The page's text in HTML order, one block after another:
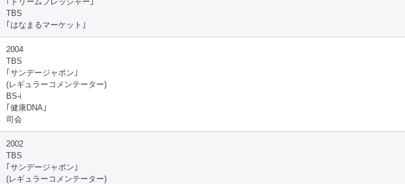
TBS
｢はなまるマーケット｣
2004
TBS
｢サンデージャポン｣
(レギュラーコメンテーター)
BS-i
｢健康DNA｣
司会
2002
TBS
｢サンデージャポン｣
(レギュラーコメンテーター)